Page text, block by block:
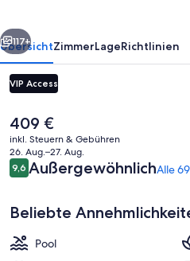
Weiter
117+
ÜbersichtZimmerLageRichtlinien
VIP Access
Der
aktuelle
Preis
beträgt
409 €.
409 €
inkl. Steuern & Gebühren
26. Aug.–27. Aug.
Bewertungen
9,69,6 von 10.
AußergewöhnlichAlle
Beliebte
Pool